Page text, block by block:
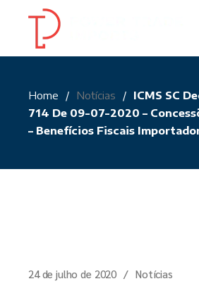
content
Home Notícias
ICMS SC
714 De 09-07-2020 –
– Benefícios Fiscais
24 de julho de 2020 Notícias